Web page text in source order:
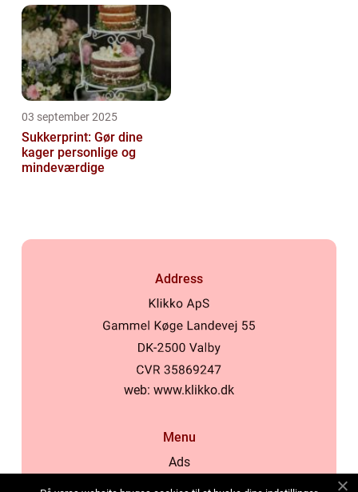
03 september 2025
Sukkerprint: Gør dine
kager personlige og
mindeværdige
Address
web: www.klikko.dk
Menu
Ads